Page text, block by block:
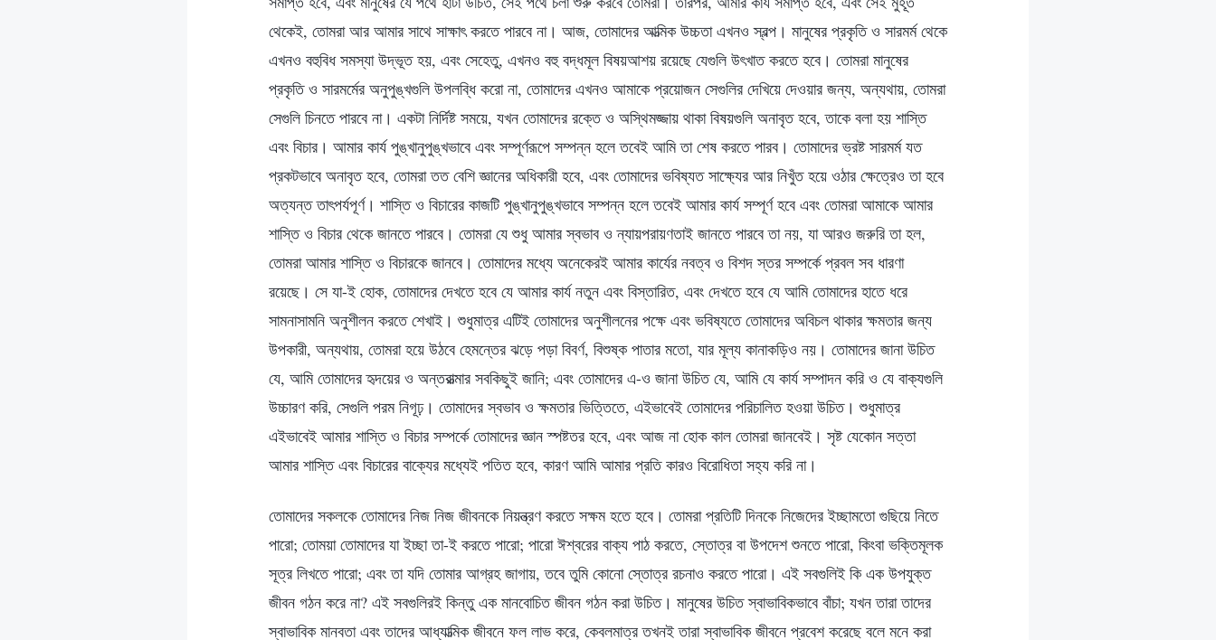
থেকেই, তোমরা আর আমার সাথে সাক্ষাৎ করতে পারবে না। আজ, তোমাদের আত্মিক উচ্চতা এখনও স্বল্প। মানুষের প্রকৃতি ও সারমর্ম থেকে
এখনও বহুবিধ সমস্যা উদ্ভূত হয়, এবং সেহেতু, এখনও বহু বদ্ধমূল বিষয়আশয় রয়েছে যেগুলি উৎখাত করতে হবে। তোমরা মানুষের
প্রকৃতি ও সারমর্মের অনুপুঙ্খগুলি উপলব্ধি করো না, তোমাদের এখনও আমাকে প্রয়োজন সেগুলির দেখিয়ে দেওয়ার জন্য, অন্যথায়, তোমরা
সেগুলি চিনতে পারবে না। একটা নির্দিষ্ট সময়ে, যখন তোমাদের রক্তে ও অস্থিমজ্জায় থাকা বিষয়গুলি অনাবৃত হবে, তাকে বলা হয় শাস্তি
এবং বিচার। আমার কার্য পুঙ্খানুপুঙ্খভাবে এবং সম্পূর্ণরূপে সম্পন্ন হলে তবেই আমি তা শেষ করতে পারব। তোমাদের ভ্রষ্ট সারমর্ম যত
প্রকটভাবে অনাবৃত হবে, তোমরা তত বেশি জ্ঞানের অধিকারী হবে, এবং তোমাদের ভবিষ্যত সাক্ষ্যের আর নিখুঁত হয়ে ওঠার ক্ষেত্রেও তা হবে
অত্যন্ত তাৎপর্যপূর্ণ। শাস্তি ও বিচারের কাজটি পুঙ্খানুপুঙ্খভাবে সম্পন্ন হলে তবেই আমার কার্য সম্পূর্ণ হবে এবং তোমরা আমাকে আমার
শাস্তি ও বিচার থেকে জানতে পারবে। তোমরা যে শুধু আমার স্বভাব ও ন্যায়পরায়ণতাই জানতে পারবে তা নয়, যা আরও জরুরি তা হল,
তোমরা আমার শাস্তি ও বিচারকে জানবে। তোমাদের মধ্যে অনেকেরই আমার কার্যের নবত্ব ও বিশদ স্তর সম্পর্কে প্রবল সব ধারণা
রয়েছে। সে যা-ই হোক, তোমাদের দেখতে হবে যে আমার কার্য নতুন এবং বিস্তারিত, এবং দেখতে হবে যে আমি তোমাদের হাতে ধরে
সামনাসামনি অনুশীলন করতে শেখাই। শুধুমাত্র এটিই তোমাদের অনুশীলনের পক্ষে এবং ভবিষ্যতে তোমাদের অবিচল থাকার ক্ষমতার জন্য
উপকারী, অন্যথায়, তোমরা হয়ে উঠবে হেমন্তের ঝড়ে পড়া বিবর্ণ, বিশুষ্ক পাতার মতো, যার মূল্য কানাকড়িও নয়। তোমাদের জানা উচিত
যে, আমি তোমাদের হৃদয়ের ও অন্তরাত্মার সবকিছুই জানি; এবং তোমাদের এ-ও জানা উচিত যে, আমি যে কার্য সম্পাদন করি ও যে বাক্যগুলি
উচ্চারণ করি, সেগুলি পরম নিগূঢ়। তোমাদের স্বভাব ও ক্ষমতার ভিত্তিতে, এইভাবেই তোমাদের পরিচালিত হওয়া উচিত। শুধুমাত্র
এইভাবেই আমার শাস্তি ও বিচার সম্পর্কে তোমাদের জ্ঞান স্পষ্টতর হবে, এবং আজ না হোক কাল তোমরা জানবেই। সৃষ্ট যেকোন সত্তা
আমার শাস্তি এবং বিচারের বাক্যের মধ্যেই পতিত হবে, কারণ আমি আমার প্রতি কারও বিরোধিতা সহ্য করি না।
তোমাদের সকলকে তোমাদের নিজ নিজ জীবনকে নিয়ন্ত্রণ করতে সক্ষম হতে হবে। তোমরা প্রতিটি দিনকে নিজেদের ইচ্ছামতো গুছিয়ে নিতে
পারো; তোময়া তোমাদের যা ইচ্ছা তা-ই করতে পারো; পারো ঈশ্বরের বাক্য পাঠ করতে, স্তোত্র বা উপদেশ শুনতে পারো, কিংবা ভক্তিমূলক
সূত্র লিখতে পারো; এবং তা যদি তোমার আগ্রহ জাগায়, তবে তুমি কোনো স্তোত্র রচনাও করতে পারো। এই সবগুলিই কি এক উপযুক্ত
জীবন গঠন করে না? এই সবগুলিরই কিন্তু এক মানবোচিত জীবন গঠন করা উচিত। মানুষের উচিত স্বাভাবিকভাবে বাঁচা; যখন তারা তাদের
স্বাভাবিক মানবতা এবং তাদের আধ্যাত্মিক জীবনে ফল লাভ করে, কেবলমাত্র তখনই তারা স্বাভাবিক জীবনে প্রবেশ করেছে বলে মনে করা